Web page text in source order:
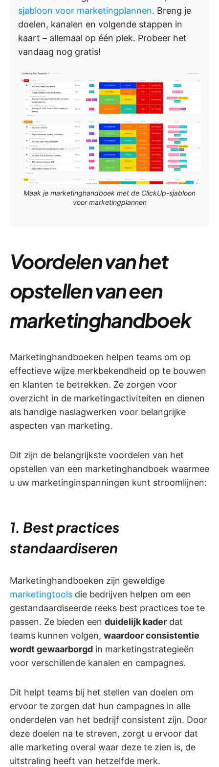
sjabloon voor marketingplannen. Breng je
doelen, kanalen en volgende stappen in
kaart – allemaal op één plek. Probeer het
vandaag nog gratis!
Maak je marketinghandboek met de ClickUp-sjabloon
voor marketingplannen
Voordelen van het
opstellen van een
marketinghandboek
Marketinghandboeken helpen teams om op
effectieve wijze merkbekendheid op te bouwen
en klanten te betrekken. Ze zorgen voor
overzicht in de marketingactiviteiten en dienen
als handige naslagwerken voor belangrijke
aspecten van marketing.
Dit zijn de belangrijkste voordelen van het
opstellen van een marketinghandboek waarmee
u uw marketinginspanningen kunt stroomlijnen:
1. Best practices
standaardiseren
Marketinghandboeken zijn geweldige
marketingtools die bedrijven helpen om een
gestandaardiseerde reeks best practices toe te
passen. Ze bieden een duidelijk kader dat
teams kunnen volgen, waardoor consistentie
wordt gewaarborgd in marketingstrategieën
voor verschillende kanalen en campagnes.
Dit helpt teams bij het stellen van doelen om
ervoor te zorgen dat hun campagnes in alle
onderdelen van het bedrijf consistent zijn. Door
deze doelen na te streven, zorgt u ervoor dat
alle marketing overal waar deze te zien is, de
uitstraling heeft van hetzelfde merk.